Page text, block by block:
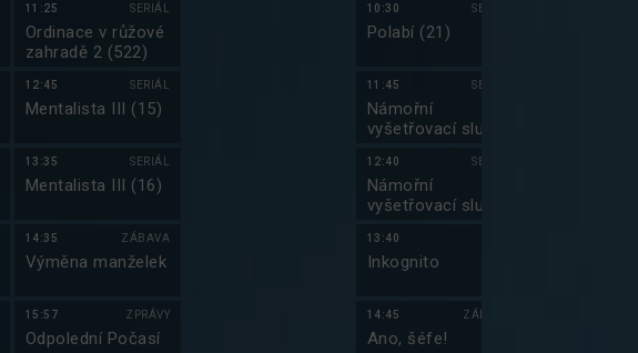
11:25 SERIÁL
Ordinace v růžové
zahradě 2 (522)
12:45 SERIÁL
Mentalista III (15)
13:35 SERIÁL
Mentalista III (16)
14:35 ZÁBAVA
Výměna manželek
15:57 ZPRÁVY
Odpolední Počasí
10:30 SERIÁL
Polabí (21)
11:45 SERIÁL
Námořní
vyšetřovací služba
12:40 SERIÁL
Námořní
vyšetřovací služba
13:40
Inkognito
14:45 ZÁBAVA
Ano, šéfe!